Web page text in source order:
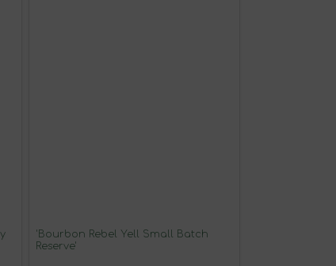
'Bourbon Rebel Yell Small Batch
Reserve'